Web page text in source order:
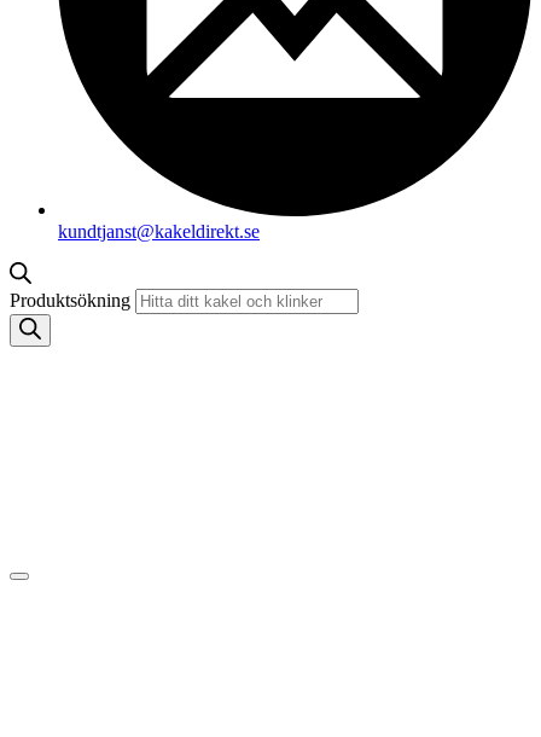
kundtjanst@kakeldirekt.se
Produktsökning